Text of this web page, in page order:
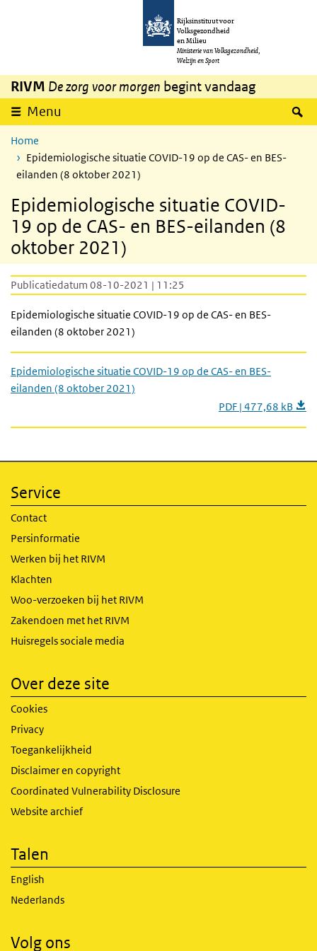
Overslaan en naar de inhoud gaan
Rijksinstituut voor
Volksgezondheid
en Milieu
Ministerie van Volksgezondheid,
Welzijn en Sport
RIVM De zorg voor morgen begint vandaag
Menu
Home
Epidemiologische situatie COVID-19 op de CAS- en BES-
eilanden (8 oktober 2021)
Epidemiologische situatie COVID-
19 op de CAS- en BES-eilanden (8
oktober 2021)
Publicatiedatum 08-10-2021 | 11:25
Epidemiologische situatie COVID-19 op de CAS- en BES-
eilanden (8 oktober 2021)
Epidemiologische situatie COVID-19 op de CAS- en BES-
eilanden (8 oktober 2021)
PDF | 477,68 kB
Service
Contact
Persinformatie
Werken bij het RIVM
Klachten
Woo-verzoeken bij het RIVM
Zakendoen met het RIVM
Huisregels sociale media
Over deze site
Cookies
Privacy
Toegankelijkheid
Disclaimer en copyright
Coordinated Vulnerability Disclosure
Website archief
Talen
English
Nederlands
Volg ons